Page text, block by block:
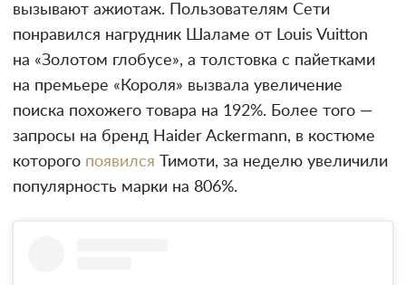
вызывают ажиотаж. Пользователям Сети
понравился нагрудник Шаламе от Louis Vuitton
на «Золотом глобусе», а толстовка с пайетками
на премьере «Короля» вызвала увеличение
поиска похожего товара на 192%. Более того —
запросы на бренд Haider Ackermann, в костюме
которого появился Тимоти, за неделю увеличили
популярность марки на 806%.